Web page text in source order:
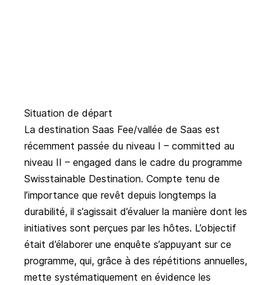
Situation de départ
La destination Saas Fee/vallée de Saas est
récemment passée du niveau I – committed au
niveau II – engaged dans le cadre du programme
Swisstainable Destination. Compte tenu de
l’importance que revêt depuis longtemps la
durabilité, il s’agissait d’évaluer la manière dont les
initiatives sont perçues par les hôtes. L’objectif
était d’élaborer une enquête s’appuyant sur ce
programme, qui, grâce à des répétitions annuelles,
mette systématiquement en évidence les